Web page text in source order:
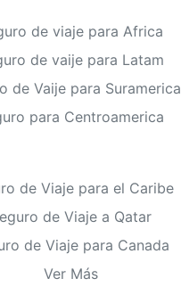
de viaje para Africa
de vaije para Latam
de Vaije para Suramerica
para Centroamerica
de Viaje para el Caribe
de Viaje a Qatar
de Viaje para Canada
Ver Más